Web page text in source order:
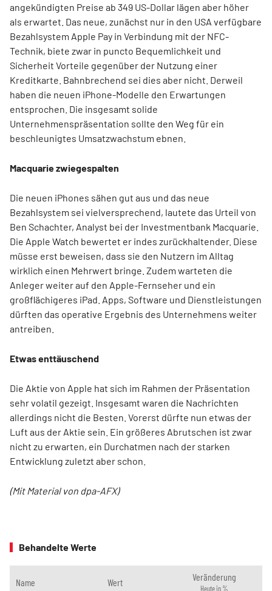
angekündigten Preise ab 349 US-Dollar lägen aber höher
als erwartet. Das neue, zunächst nur in den USA verfügbare
Bezahlsystem Apple Pay in Verbindung mit der NFC-
Technik, biete zwar in puncto Bequemlichkeit und
Sicherheit Vorteile gegenüber der Nutzung einer
Kreditkarte. Bahnbrechend sei dies aber nicht. Derweil
haben die neuen iPhone-Modelle den Erwartungen
entsprochen. Die insgesamt solide
Unternehmenspräsentation sollte den Weg für ein
beschleunigtes Umsatzwachstum ebnen.
Macquarie zwiegespalten
Die neuen iPhones sähen gut aus und das neue
Bezahlsystem sei vielversprechend, lautete das Urteil von
Ben Schachter, Analyst bei der Investmentbank Macquarie.
Die Apple Watch bewertet er indes zurückhaltender. Diese
müsse erst beweisen, dass sie den Nutzern im Alltag
wirklich einen Mehrwert bringe. Zudem warteten die
Anleger weiter auf den Apple-Fernseher und ein
großflächigeres iPad. Apps, Software und Dienstleistungen
dürften das operative Ergebnis des Unternehmens weiter
antreiben.
Etwas enttäuschend
Die Aktie von Apple hat sich im Rahmen der Präsentation
sehr volatil gezeigt. Insgesamt waren die Nachrichten
allerdings nicht die Besten. Vorerst dürfte nun etwas der
Luft aus der Aktie sein. Ein größeres Abrutschen ist zwar
nicht zu erwarten, ein Durchatmen nach der starken
Entwicklung zuletzt aber schon.
(Mit Material von dpa-AFX)
Behandelte Werte
Name Wert Veränderung
Heute in %